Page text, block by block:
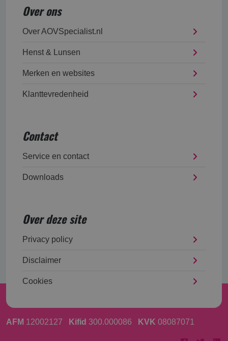
Over ons
Over AOVSpecialist.nl
Henst & Lunsen
Merken en websites
Klanttevredenheid
Contact
Service en contact
Downloads
Over deze site
Privacy policy
Disclaimer
Cookies
AFM 12002127 Kifid 300.000086 KVK 08087071